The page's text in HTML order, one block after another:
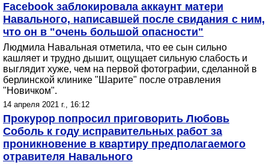
Facebook заблокировала аккаунт матери
Навального, написавшей после свидания с ним,
что он в "очень большой опасности"
Людмила Навальная отметила, что ее сын сильно
кашляет и трудно дышит, ощущает сильную слабость и
выглядит хуже, чем на первой фотографии, сделанной в
берлинской клинике "Шарите" после отравления
"Новичком".
14 апреля 2021 г., 16:12
Прокурор попросил приговорить Любовь
Соболь к году исправительных работ за
проникновение в квартиру предполагаемого
отравителя Навального